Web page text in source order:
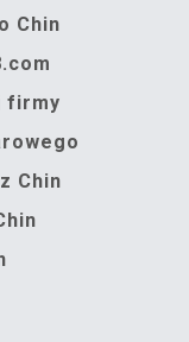
Chin
firmy
Chin